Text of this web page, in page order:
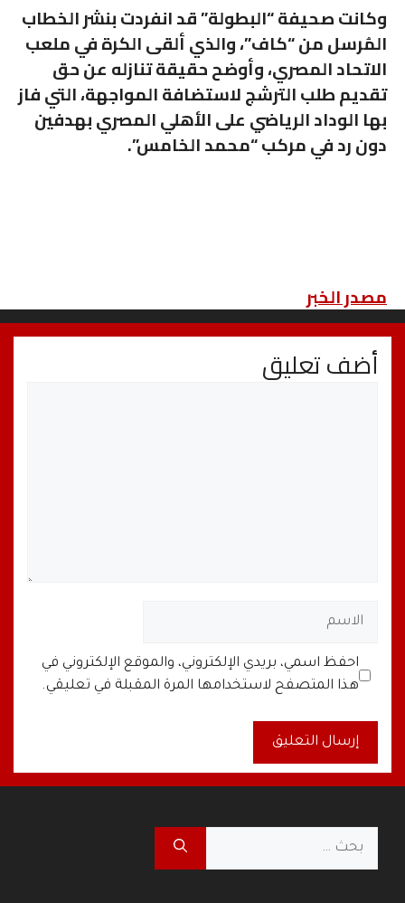
وكانت صحيفة “البطولة” قد انفردت بنشر الخطاب
المُرسل من “كاف”، والذي ألقى الكرة في ملعب
الاتحاد المصري، وأوضح حقيقة تنازله عن حق
تقديم طلب الترشج لاستضافة المواجهة، التي فاز
بها الوداد الرياضي على الأهلي المصري بهدفين
دون رد في مركب “محمد الخامس”.
مصدر الخبر
أضف تعليق
الاسم
البريد
الإلكتروني
الموقع
الإلكتروني
احفظ اسمي، بريدي الإلكتروني، والموقع الإلكتروني في
هذا المتصفح لاستخدامها المرة المقبلة في تعليقي.
A
t
r
البحث